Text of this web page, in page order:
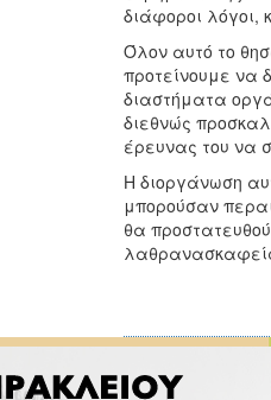
διάφοροι λόγοι,
Όλον αυτό το
προτείνουμε να
διαστήματα
διεθνώς
έρευνας του να
Η διοργάνωση
μπορούσαν
θα